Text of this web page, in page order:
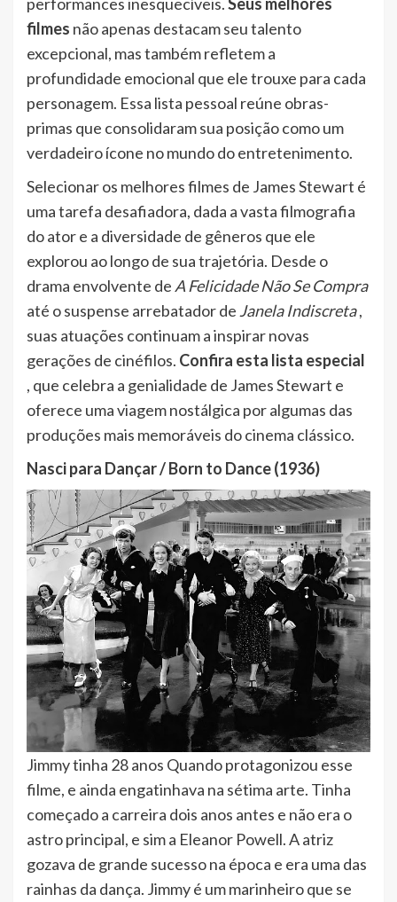
filmes não apenas destacam seu talento
excepcional, mas também refletem a
profundidade emocional que ele trouxe para cada
personagem. Essa lista pessoal reúne obras-
primas que consolidaram sua posição como um
verdadeiro ícone no mundo do entretenimento.
Selecionar os melhores filmes de James Stewart é
uma tarefa desafiadora, dada a vasta filmografia
do ator e a diversidade de gêneros que ele
explorou ao longo de sua trajetória. Desde o
drama envolvente de A Felicidade Não Se Compra
até o suspense arrebatador de Janela Indiscreta,
suas atuações continuam a inspirar novas
gerações de cinéfilos. Confira esta lista especial
, que celebra a genialidade de James Stewart e
oferece uma viagem nostálgica por algumas das
produções mais memoráveis do cinema clássico.
Nasci para Dançar / Born to Dance (1936)
Jimmy tinha 28 anos Quando protagonizou esse
filme, e ainda engatinhava na sétima arte. Tinha
começado a carreira dois anos antes e não era o
astro principal, e sim a Eleanor Powell. A atriz
gozava de grande sucesso na época e era uma das
rainhas da dança. Jimmy é um marinheiro que se